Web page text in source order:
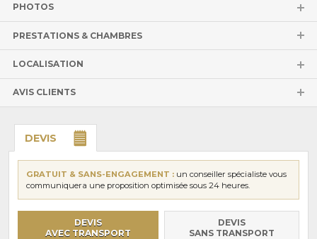
PHOTOS
PRESTATIONS & CHAMBRES
LOCALISATION
AVIS CLIENTS
DEVIS
GRATUIT & SANS-ENGAGEMENT : un conseiller spécialiste vous
communiquera une proposition optimisée sous 24 heures.
DEVIS
AVEC TRANSPORT
DEVIS
SANS TRANSPORT